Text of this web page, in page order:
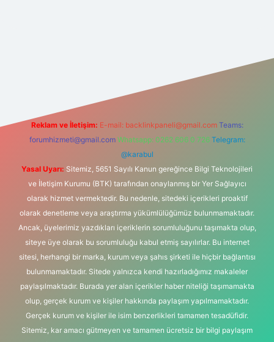
Reklam ve İletişim: E-mail: backlinkpaneli@gmail.com Teams:
forumhizmeti@gmail.com Whatsapp: 0262 606 0 726 Telegram:
@karabul
Yasal Uyarı: Sitemiz, 5651 Sayılı Kanun gereğince Bilgi Teknolojileri
ve İletişim Kurumu (BTK) tarafından onaylanmış bir Yer Sağlayıcı
olarak hizmet vermektedir. Bu nedenle, sitedeki içerikleri proaktif
olarak denetleme veya araştırma yükümlülüğümüz bulunmamaktadır.
Ancak, üyelerimiz yazdıkları içeriklerin sorumluluğunu taşımakta olup,
siteye üye olarak bu sorumluluğu kabul etmiş sayılırlar. Bu internet
sitesi, herhangi bir marka, kurum veya şahıs şirketi ile hiçbir bağlantısı
bulunmamaktadır. Sitede yalnızca kendi hazırladığımız makaleler
paylaşılmaktadır. Burada yer alan içerikler haber niteliği taşımamakta
olup, gerçek kurum ve kişiler hakkında paylaşım yapılmamaktadır.
Gerçek kurum ve kişiler ile isim benzerlikleri tamamen tesadüfidir.
Sitemiz, kar amacı gütmeyen ve tamamen ücretsiz bir bilgi paylaşım